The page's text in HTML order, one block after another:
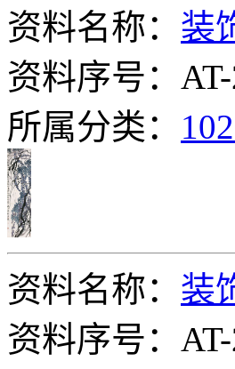
资料名称： 装
资料序号：
所属分类：
资料名称： 装
资料序号：